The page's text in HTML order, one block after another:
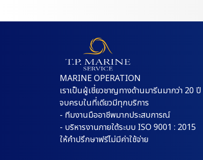
MARINE OPERATION
เราเป็นผู้เชี่ยวชาญทางด้านมารีนมากว่า 20 ปี
จบครบในที่เดียวมีทุกบริการ
- ทีมงานมืออาชีพมากประสบการณ์
- บริหารงานภายใต้ระบบ ISO 9001 : 2015
ให้คำปรึกษาฟรีไม่มีค่าใช้จ่าย